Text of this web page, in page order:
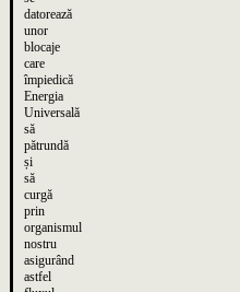
datorează
unor
blocaje
care
împiedică
Energia
Universală
să
pătrundă
și
să
curgă
prin
organismul
nostru
asigurând
astfel